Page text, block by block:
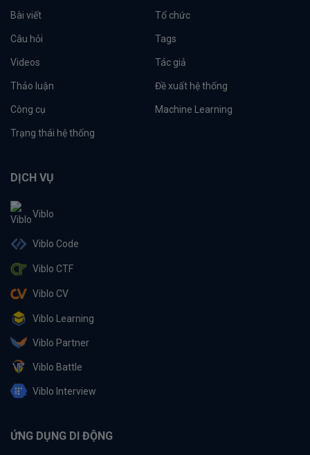
Bài viết Tổ chức
Câu hỏi Tags
Videos Tác giả
Thảo luận Đề xuất hệ thống
Công cụ Machine Learning
Trạng thái hệ thống
DỊCH VỤ
Viblo
Viblo Code
Viblo CTF
Viblo CV
Viblo Learning
Viblo Partner
Viblo Battle
Viblo Interview
ỨNG DỤNG DI ĐỘNG